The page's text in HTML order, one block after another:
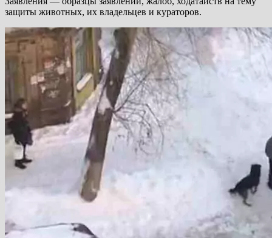
защиты животных, их владельцев и кураторов.